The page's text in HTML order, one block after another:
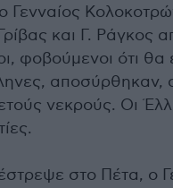
Γενναίος
και Γ. Ράγκος
φοβούμενοι ότι θα
αποσύρθηκαν,
νεκρούς. Οι
στο Πέτα, ο